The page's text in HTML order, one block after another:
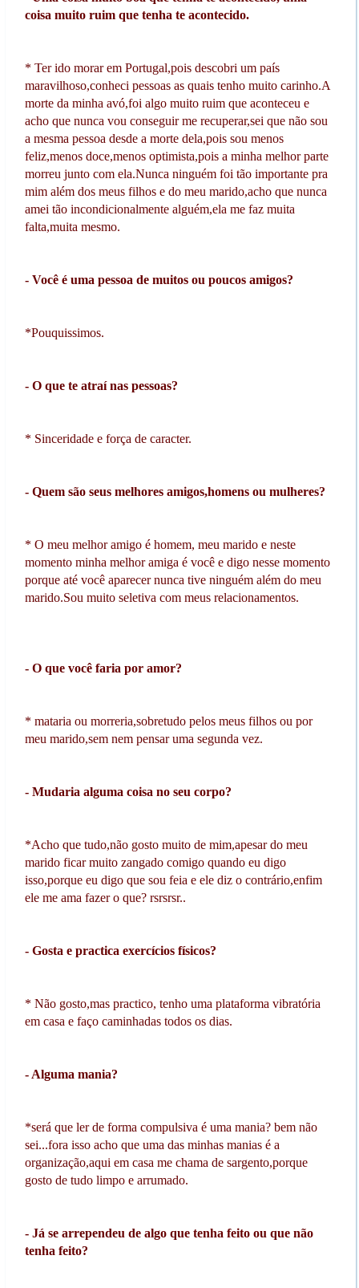
coisa muito ruim que tenha te acontecido.
* Ter ido morar em Portugal,pois descobri um país
maravilhoso,conheci pessoas as quais tenho muito carinho.A
morte da minha avó,foi algo muito ruim que aconteceu e
acho que nunca vou conseguir me recuperar,sei que não sou
a mesma pessoa desde a morte dela,pois sou menos
feliz,menos doce,menos optimista,pois a minha melhor parte
morreu junto com ela.Nunca ninguém foi tão importante pra
mim além dos meus filhos e do meu marido,acho que nunca
amei tão incondicionalmente alguém,ela me faz muita
falta,muita mesmo.
- Você é uma pessoa de muitos ou poucos amigos?
*Pouquissimos.
- O que te atraí nas pessoas?
* Sinceridade e força de caracter.
- Quem são seus melhores amigos,homens ou mulheres?
* O meu melhor amigo é homem, meu marido e neste
momento minha melhor amiga é você e digo nesse momento
porque até você aparecer nunca tive ninguém além do meu
marido.Sou muito seletiva com meus relacionamentos.
- O que você faria por amor?
* mataria ou morreria,sobretudo pelos meus filhos ou por
meu marido,sem nem pensar uma segunda vez.
- Mudaria alguma coisa no seu corpo?
*Acho que tudo,não gosto muito de mim,apesar do meu
marido ficar muito zangado comigo quando eu digo
isso,porque eu digo que sou feia e ele diz o contrário,enfim
ele me ama fazer o que? rsrsrsr..
- Gosta e practica exercícios físicos?
* Não gosto,mas practico, tenho uma plataforma vibratória
em casa e faço caminhadas todos os dias.
- Alguma mania?
*será que ler de forma compulsiva é uma mania? bem não
sei...fora isso acho que uma das minhas manias é a
organização,aqui em casa me chama de sargento,porque
gosto de tudo limpo e arrumado.
- Já se arrependeu de algo que tenha feito ou que não
tenha feito?